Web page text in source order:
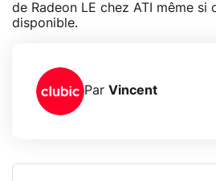
de Radeon LE chez ATI même
disponible.
Par Vincent